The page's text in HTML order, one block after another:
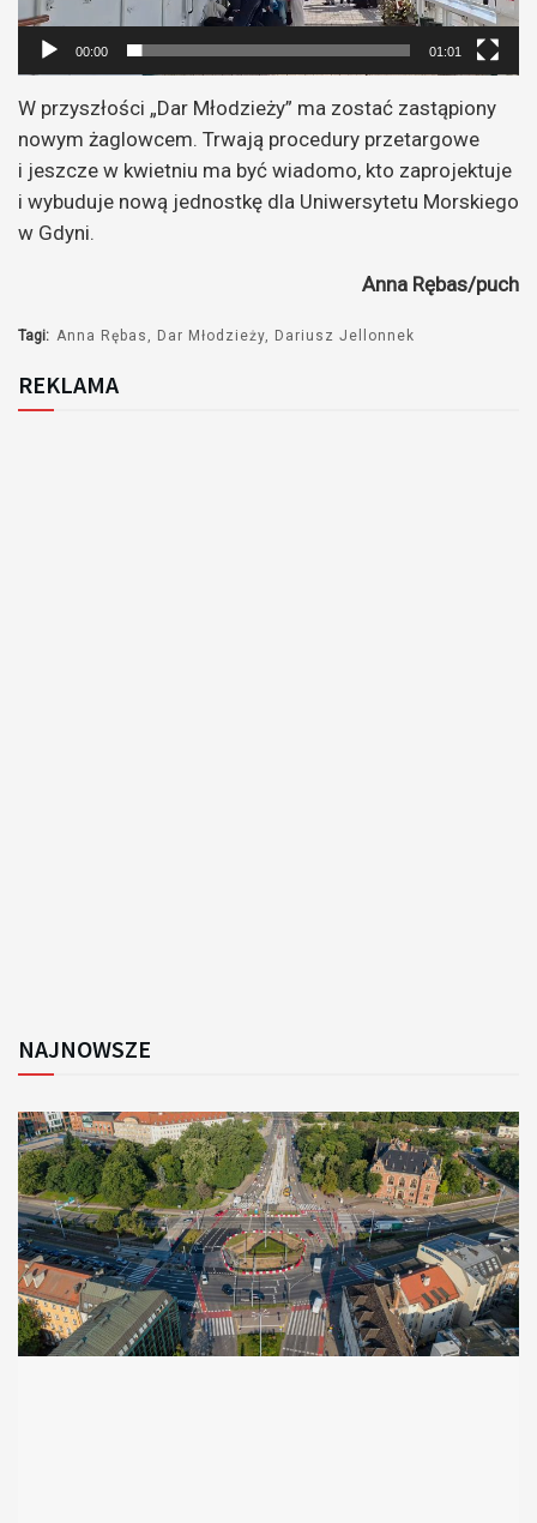
00:00 01:01
W przyszłości „Dar Młodzieży” ma zostać zastąpiony
nowym żaglowcem. Trwają procedury przetargowe
i jeszcze w kwietniu ma być wiadomo, kto zaprojektuje
i wybuduje nową jednostkę dla Uniwersytetu Morskiego
w Gdyni.
Anna Rębas/puch
Tagi: Anna Rębas Dar Młodzieży Dariusz Jellonnek
REKLAMA
NAJNOWSZE